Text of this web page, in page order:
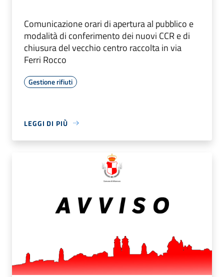
Comunicazione orari di apertura al pubblico e
modalità di conferimento dei nuovi CCR e di
chiusura del vecchio centro raccolta in via
Ferri Rocco
Gestione rifiuti
LEGGI DI PIÙ